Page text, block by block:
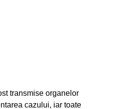
transmise organelor
cazului, iar toate